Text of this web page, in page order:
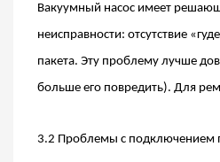
Вакуумный насос имеет
неисправности: отсутствие
пакета. Эту проблему лучше
больше его повредить). Для
3.2 Проблемы с подключением